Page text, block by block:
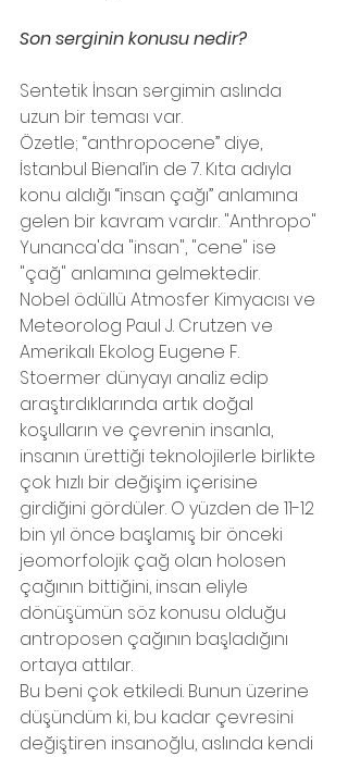
Son serginin konusu nedir?
Sentetik İnsan sergimin aslında
uzun bir teması var.
Özetle; “anthropocene” diye,
İstanbul Bienal’in de 7. Kıta adıyla
konu aldığı “insan çağı” anlamına
gelen bir kavram vardır. "Anthropo"
Yunanca'da "insan", "cene" ise
"çağ" anlamına gelmektedir.
Nobel ödüllü Atmosfer Kimyacısı ve
Meteorolog Paul J. Crutzen ve
Amerikalı Ekolog Eugene F.
Stoermer dünyayı analiz edip
araştırdıklarında artık doğal
koşulların ve çevrenin insanla,
insanın ürettiği teknolojilerle birlikte
çok hızlı bir değişim içerisine
girdiğini gördüler. O yüzden de 11-12
bin yıl önce başlamış bir önceki
jeomorfolojik çağ olan holosen
çağının bittiğini, insan eliyle
dönüşümün söz konusu olduğu
antroposen çağının başladığını
ortaya attılar.
Bu beni çok etkiledi. Bunun üzerine
düşündüm ki, bu kadar çevresini
değiştiren insanoğlu, aslında kendi